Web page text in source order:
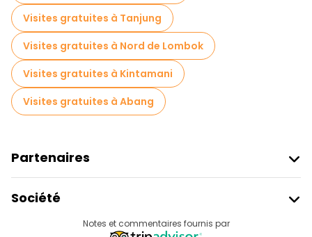
Visites gratuites à Tanjung
Visites gratuites à Nord de Lombok
Visites gratuites à Kintamani
Visites gratuites à Abang
Partenaires
Connexion Du Fournisseur
Programme D’affiliation
Société
Notes et commentaires fournis par